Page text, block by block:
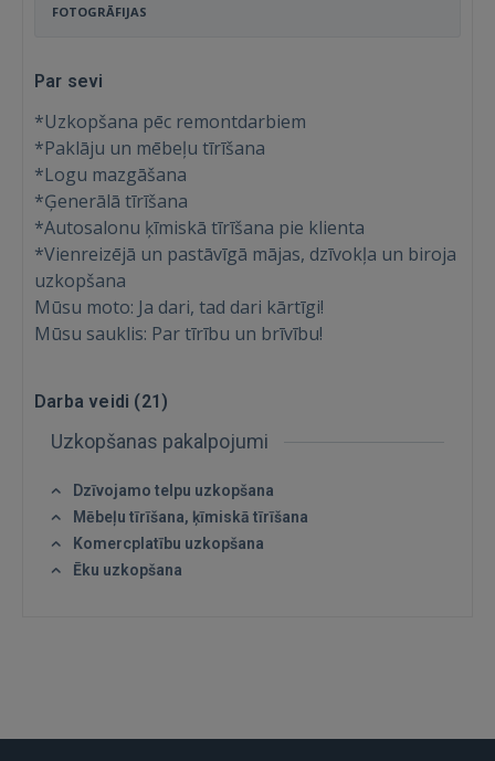
Ienākt
IENĀKT
Aizmirsāt paroli?
Vēl neesat reģistrējies?
FOTOGRĀFIJAS
Par sevi
*Uzkopšana pēc remontdarbiem
*Paklāju un mēbeļu tīrīšana
*Logu mazgāšana
*Ģenerālā tīrīšana
*Autosalonu ķīmiskā tīrīšana pie klienta
*Vienreizējā un pastāvīgā mājas, dzīvokļa un biroja
uzkopšana
Mūsu moto: Ja dari, tad dari kārtīgi!
Mūsu sauklis: Par tīrību un brīvību!
Darba veidi (21)
Uzkopšanas pakalpojumi
Dzīvojamo telpu uzkopšana
Mēbeļu tīrīšana, ķīmiskā tīrīšana
Komercplatību uzkopšana
Ēku uzkopšana